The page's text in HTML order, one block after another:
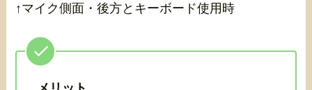
↑マイク側面・後方とキーボード使用時